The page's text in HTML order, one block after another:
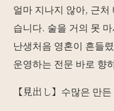
얼마 지나지 않아, 근처
습니다. 술을 거의 못
난생처음 영혼이 흔들
운영하는 전문 바로 향
【見出し】수많은 만